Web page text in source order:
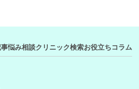
悩み相談クリニック検索お役立ちコラム